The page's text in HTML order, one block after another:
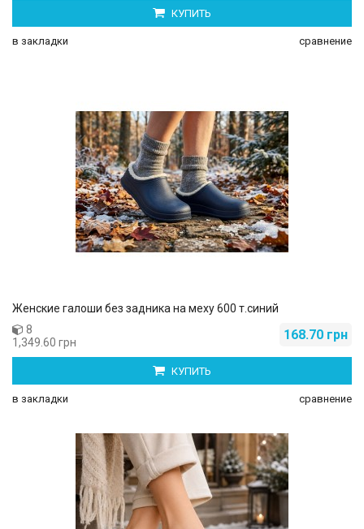
КУПИТЬ
в закладки сравнение
Женские галоши без задника на меху 600 т.синий
168.70 грн
8
1,349.60 грн
КУПИТЬ
в закладки сравнение